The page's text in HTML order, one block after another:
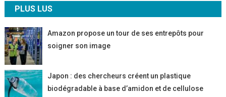
PLUS LUS
Amazon propose un tour de ses entrepôts pour
soigner son image
Japon : des chercheurs créent un plastique
biodégradable à base d’amidon et de cellulose